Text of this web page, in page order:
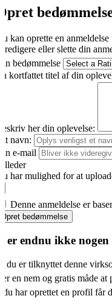
kan oprette en
redigere eller slette din
bedømmelse
kortfattet titel af din
her din oplevelse:
navn:
e-mail
har mulighed for at
Denne anmeldelse er
Opret bedømmelse
er endnu ikke nogen
du er tilknyttet denne
er en nem og gratis måde
du har oprettet en profil får